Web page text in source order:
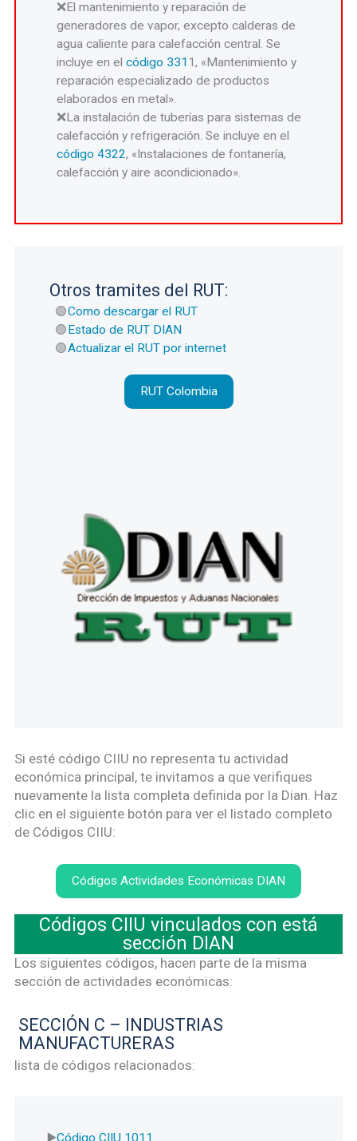
El mantenimiento y reparación de
generadores de vapor, excepto calderas de
agua caliente para calefacción central. Se
incluye en elcódigo 3311, «Mantenimiento y
reparación especializado de productos
elaborados en metal».
La instalación de tuberías para sistemas de
calefacción y refrigeración. Se incluye en el
código 4322, «Instalaciones de fontanería,
calefacción y aire acondicionado».
Otros tramites del RUT:
Como descargar el RUT
Estado de RUT DIAN
Actualizar el RUT por internet
RUT Colombia
Si esté código CIIU no representa tu actividad
económica principal, te invitamos a que verifiques
nuevamente la lista completa definida por la Dian. Haz
clic en el siguiente botón para ver el listado completo
de Códigos CIIU:
Códigos Actividades Económicas DIAN
Códigos CIIU vinculados con está
sección DIAN
Los siguientes códigos, hacen parte de la misma
sección de actividades económicas:
SECCIÓN C – INDUSTRIAS
MANUFACTURERAS
lista de códigos relacionados:
Código CIIU 1011